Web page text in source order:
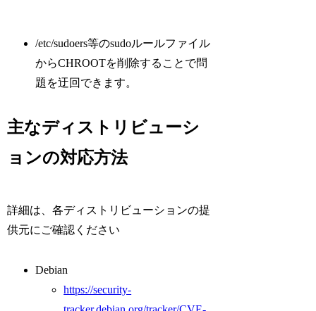
/etc/sudoers等のsudoルールファイル
からCHROOTを削除することで問
題を迂回できます。
主なディストリビューシ
ョンの対応方法
詳細は、各ディストリビューションの提
供元にご確認ください
Debian
https://security-